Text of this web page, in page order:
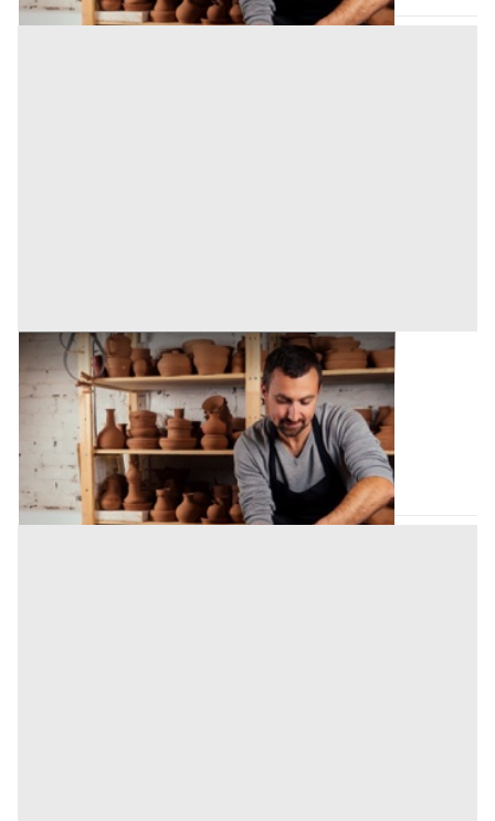
Laboratorio Artigiano all'asta a Palermo
Bagheria (Palermo)
Offerta minima
54.886,25 € 73.155 €
Codice asta:
AE9507922
Asta chiusa